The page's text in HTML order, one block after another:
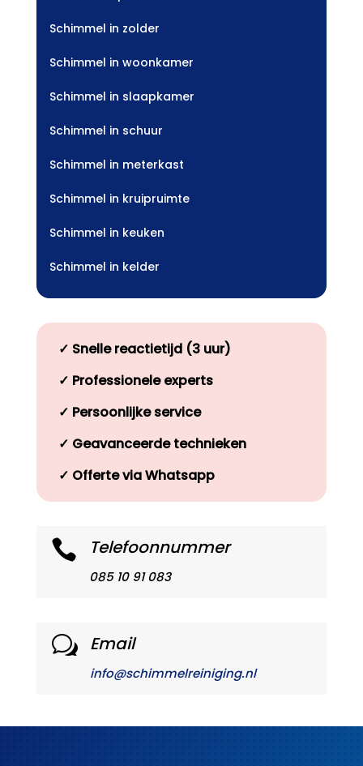
Schimmel in zolder
Schimmel in woonkamer
Schimmel in slaapkamer
Schimmel in schuur
Schimmel in meterkast
Schimmel in kruipruimte
Schimmel in keuken
Schimmel in kelder
✓ Snelle reactietijd (3 uur)
✓ Professionele experts
✓ Persoonlijke service
✓ Geavanceerde technieken
✓ Offerte via Whatsapp
 Telefoonnummer
085 10 91 083
w Email
info@schimmelreiniging.nl